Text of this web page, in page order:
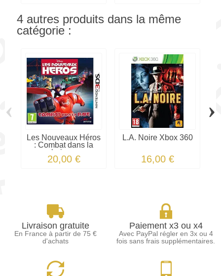
4 autres produits dans la même
catégorie :
Les Nouveaux Héros
: Combat dans la
baies...
20,00 €
L.A. Noire Xbox 360
16,00 €
‹ ›
Livraison gratuite
En France à partir de 75 €
d'achats
Paiement x3 ou x4
Avec PayPal régler en 3x ou 4
fois sans frais supplémentaires.